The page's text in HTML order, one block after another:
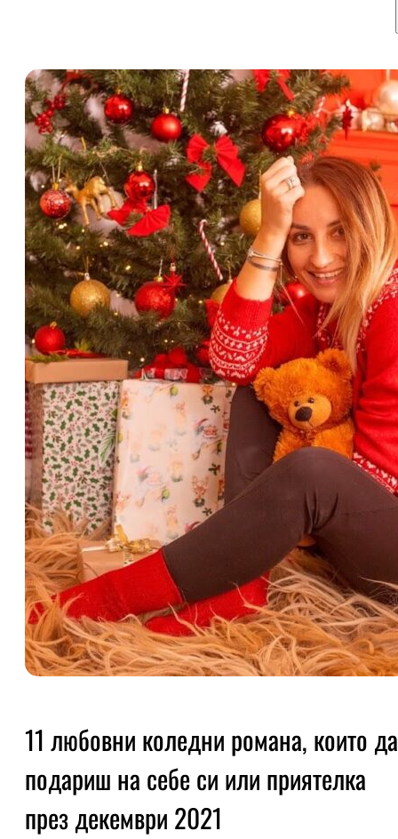
11 любовни коледни романа, които да
подариш на себе си или приятелка
през декември 2021